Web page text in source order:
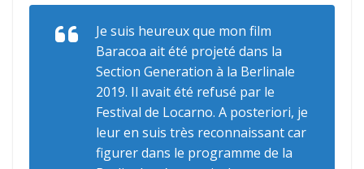
Je suis heureux que mon film
Baracoa ait été projeté dans la
Section Generation à la Berlinale
2019. Il avait été refusé par le
Festival de Locarno. A posteriori, je
leur en suis très reconnaissant car
figurer dans le programme de la